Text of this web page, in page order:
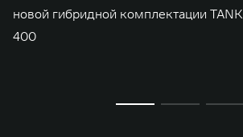
новой гибридной комплектации TANK
400